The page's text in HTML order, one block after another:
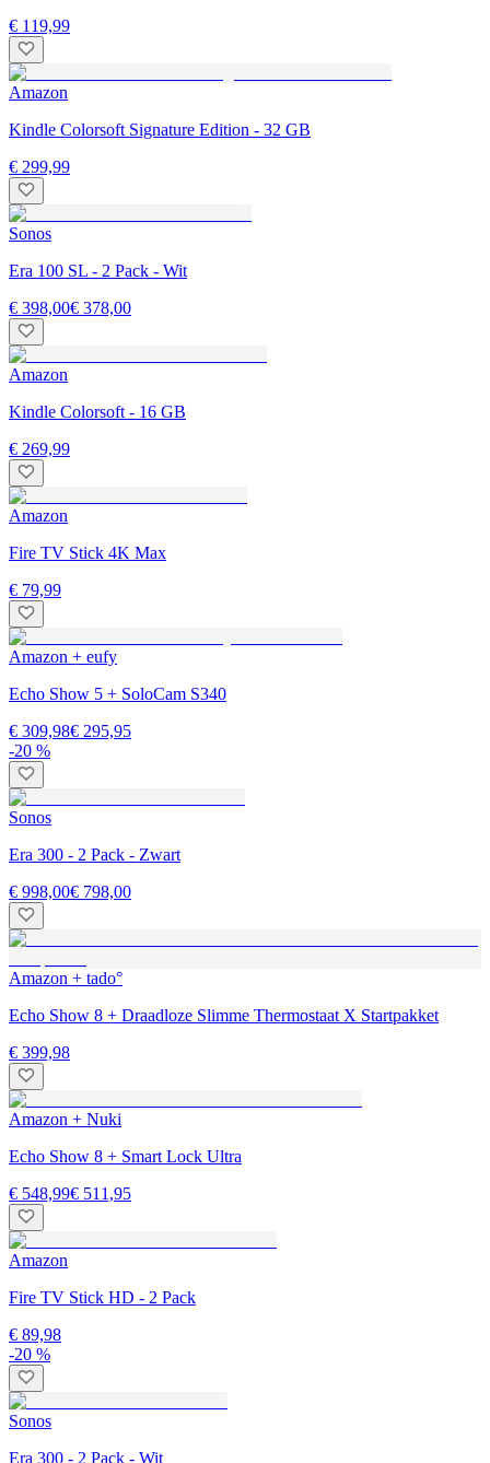
€ 119,99
Amazon
Kindle Colorsoft Signature Edition - 32 GB
€ 299,99
Sonos
Era 100 SL - 2 Pack - Wit
€ 398,00€ 378,00
Amazon
Kindle Colorsoft - 16 GB
€ 269,99
Amazon
Fire TV Stick 4K Max
€ 79,99
Amazon + eufy
Echo Show 5 + SoloCam S340
€ 309,98€ 295,95
-20 %
Sonos
Era 300 - 2 Pack - Zwart
€ 998,00€ 798,00
Amazon + tado°
Echo Show 8 + Draadloze Slimme Thermostaat X Startpakket
€ 399,98
Amazon + Nuki
Echo Show 8 + Smart Lock Ultra
€ 548,99€ 511,95
Amazon
Fire TV Stick HD - 2 Pack
€ 89,98
-20 %
Sonos
Era 300 - 2 Pack - Wit